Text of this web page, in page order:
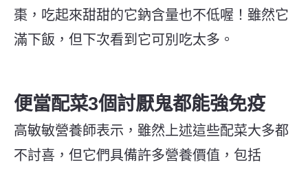
棗，吃起來甜甜的它鈉含量也不低喔！雖然它
滿下飯，但下次看到它可別吃太多。
便當配菜3個討厭鬼都能強免疫
高敏敏營養師表示，雖然上述這些配菜大多都
不討喜，但它們具備許多營養價值，包括